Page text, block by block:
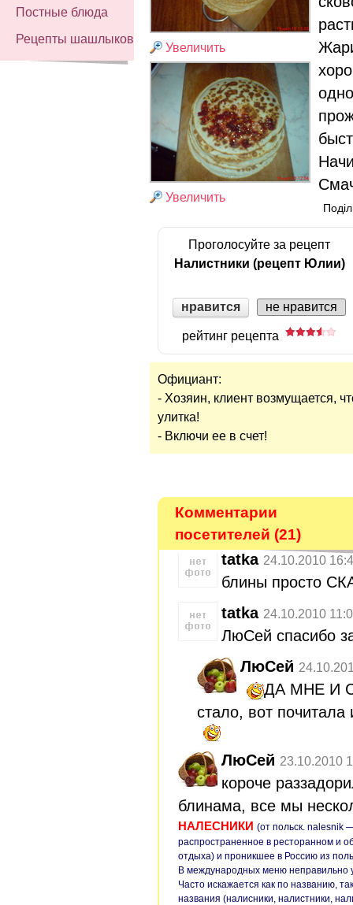
Постные блюда
Рецепты шашлыков
Увеличить
Увеличить
Проголосуйте за рецепт
Налистники (рецепт Юлии)
нравится не нравится
рейтинг рецепта
Официант:
- Хозяин, клиент возмущается,
улитка!
- Включи ее в счет!
Комментарии
посетителей (21)
tatka 24.10.2010
блины просто
tatka 24.10.2010
ЛюСей спасибо
ЛюСей
ДА МНЕ И
стало, вот
ЛюСей 23.10.2010
короче
блинама, все мы
НАЛЕСНИКИ (от польск. nalesnik
распространенное в ресторанном и
отдыха) и проникшее в Россию из
В международных меню неправильно
Часто искажается как по названию,
названия (налисники, налистники,